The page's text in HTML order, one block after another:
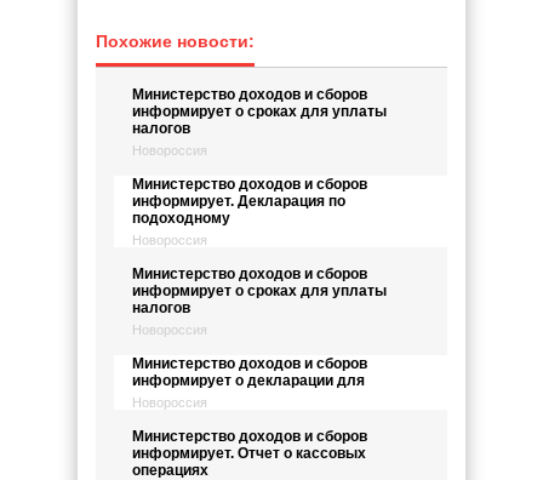
Похожие новости:
Министерство доходов и сборов
информирует о сроках для уплаты
налогов
Новороссия
Министерство доходов и сборов
информирует. Декларация по
подоходному
Новороссия
Министерство доходов и сборов
информирует о сроках для уплаты
налогов
Новороссия
Министерство доходов и сборов
информирует о декларации для
Новороссия
Министерство доходов и сборов
информирует. Отчет о кассовых
операциях